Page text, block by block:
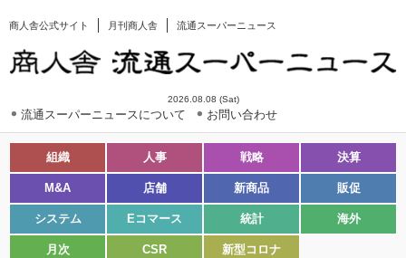
商人舎公式サイト 月刊商人舎 流通スーパーニュース
2026.08.08 (Sat)
流通スーパーニュースについて お問い合わせ
組織 人事 戦略 決算
M&A 店舗 新商品 販促
システム Eコマース 統計 海外
月次 CSR 新型コロナ